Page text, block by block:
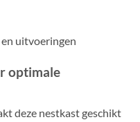
uitvoeringen
optimale
deze nestkast geschikt